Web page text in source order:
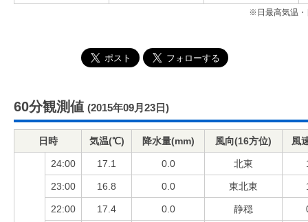
※日最高気温・
60分観測値 (2015年09月23日)
日時 気温(℃) 降水量(mm) 風向(16方位) 風
24:00 17.1 0.0 北東
23:00 16.8 0.0 東北東
22:00 17.4 0.0 静穏